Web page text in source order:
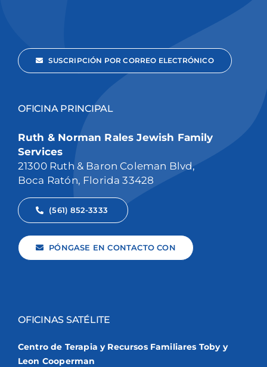
SUSCRIPCIÓN POR CORREO ELECTRÓNICO
OFICINA PRINCIPAL
Ruth & Norman Rales Jewish Family
Services
21300 Ruth & Baron Coleman Blvd,
Boca Ratón, Florida 33428
(561) 852-3333
PÓNGASE EN CONTACTO CON
OFICINAS SATÉLITE
Centro de Terapia y Recursos Familiares Toby y
Leon Cooperman